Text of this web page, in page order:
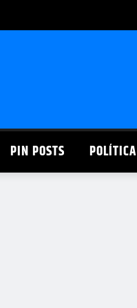
PIN POSTS POLÍTICA